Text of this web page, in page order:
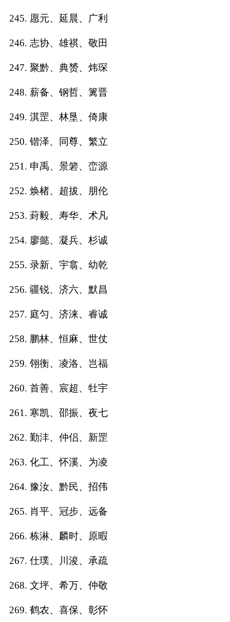
245. 愿元、延晨、广利
246. 志协、雄祺、敬田
247. 聚黔、典赟、炜琛
248. 薪备、钢哲、篱晋
249. 淇罡、林垦、倚康
250. 锴泽、同尊、繁立
251. 申禹、景箬、峦源
252. 焕楮、超拔、朋伦
253. 葑毅、寿华、术凡
254. 廖懿、凝兵、杉诚
255. 录新、宇翕、幼乾
256. 疆锐、济六、默昌
257. 庭匀、济涞、睿诚
258. 鹏林、恒麻、世仗
259. 翎衡、凌洛、岂福
260. 首善、宸超、牡宇
261. 寒凯、邵振、夜七
262. 勤沣、仲侣、新罡
263. 化工、怀溪、为凌
264. 豫汝、黔民、招伟
265. 肖平、冠步、远备
266. 栋淋、麟时、原暇
267. 仕璞、川浚、承疏
268. 文坪、希万、仲敬
269. 鹤农、喜保、彰怀